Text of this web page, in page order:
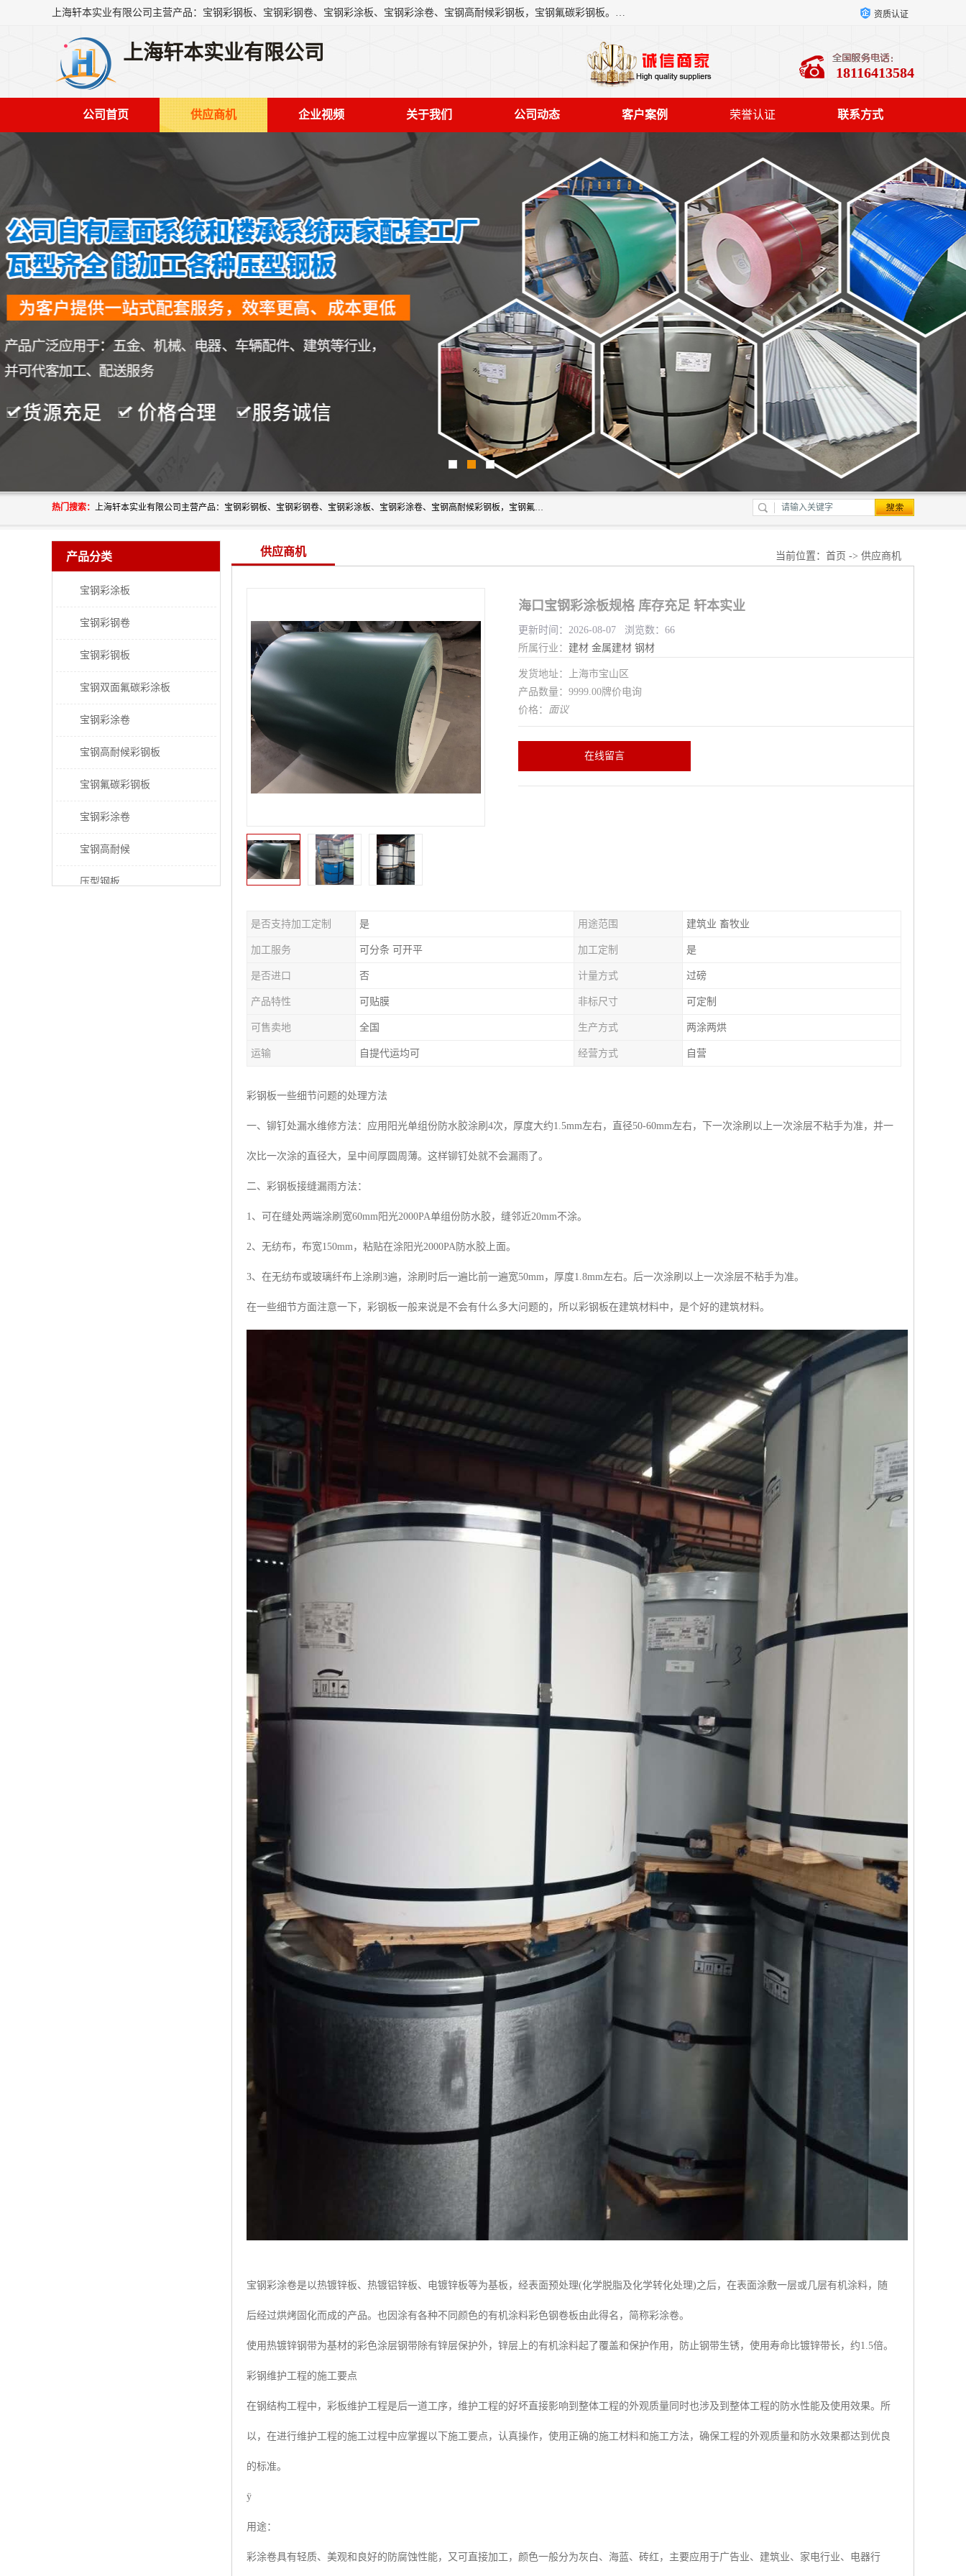
上海轩本实业有限公司主营产品：宝钢彩钢板、宝钢彩钢卷、宝钢彩涂板、宝钢彩涂卷、宝钢高耐候彩钢板，宝钢氟碳彩钢板。是一家集钢铁贸易，物流、加工为一体的产业全配套公司。 资质认证
上海轩本实业有限公司
18116413584
公司首页 供应商机 企业视频 关于我们 公司动态 客户案例 荣誉认证 联系方式
热门搜索： 上海轩本实业有限公司主营产品：宝钢彩钢板、宝钢彩钢卷、宝钢彩涂板、宝钢彩涂卷、宝钢高耐候彩钢板，宝钢氟碳彩钢板。是一家集钢铁贸易，物流、加工为一体的产业全配套公司。
产品分类
宝钢彩涂板
宝钢彩钢卷
宝钢彩钢板
宝钢双面氟碳彩涂板
宝钢彩涂卷
宝钢高耐候彩钢板
宝钢氟碳彩钢板
宝钢彩涂卷
宝钢高耐候
压型钢板
供应商机 当前位置： 首页 -> 供应商机
海口宝钢彩涂板规格 库存充足 轩本实业
更新时间：2026-08-07 浏览数：66
所属行业： 建材 金属建材 钢材
发货地址：上海市宝山区
产品数量：9999.00牌价电询
价格： 面议
在线留言
是否支持加工定制 是 用途范围 建筑业 畜牧业
加工服务 可分条 可开平 加工定制 是
是否进口 否 计量方式 过磅
产品特性 可贴膜 非标尺寸 可定制
可售卖地 全国 生产方式 两涂两烘
运输 自提代运均可 经营方式 自营
彩钢板一些细节问题的处理方法
一、铆钉处漏水维修方法：应用阳光单组份防水胶涂刷4次，厚度大约1.5mm左右，直径50-60mm左右，下一次涂刷以上一次涂层不粘手为准，并一
次比一次涂的直径大，呈中间厚圆周薄。这样铆钉处就不会漏雨了。
二、彩钢板接缝漏雨方法：
1、可在缝处两端涂刷宽60mm阳光2000PA单组份防水胶，缝邻近20mm不涂。
2、无纺布，布宽150mm，粘贴在涂阳光2000PA防水胶上面。
3、在无纺布或玻璃纤布上涂刷3遍，涂刷时后一遍比前一遍宽50mm，厚度1.8mm左右。后一次涂刷以上一次涂层不粘手为准。
在一些细节方面注意一下，彩钢板一般来说是不会有什么多大问题的，所以彩钢板在建筑材料中，是个好的建筑材料。
宝钢彩涂卷是以热镀锌板、热镀铝锌板、电镀锌板等为基板，经表面预处理(化学脱脂及化学转化处理)之后，在表面涂敷一层或几层有机涂料，随
后经过烘烤固化而成的产品。也因涂有各种不同颜色的有机涂料彩色钢卷板由此得名，简称彩涂卷。
使用热镀锌钢带为基材的彩色涂层钢带除有锌层保护外，锌层上的有机涂料起了覆盖和保护作用，防止钢带生锈，使用寿命比镀锌带长，约1.5倍。
彩钢维护工程的施工要点
在钢结构工程中，彩板维护工程是后一道工序，维护工程的好坏直接影响到整体工程的外观质量同时也涉及到整体工程的防水性能及使用效果。所
以，在进行维护工程的施工过程中应掌握以下施工要点，认真操作，使用正确的施工材料和施工方法，确保工程的外观质量和防水效果都达到优良
的标准。
ÿ
用途：
彩涂卷具有轻质、美观和良好的防腐蚀性能，又可直接加工，颜色一般分为灰白、海蓝、砖红，主要应用于广告业、建筑业、家电行业、电器行